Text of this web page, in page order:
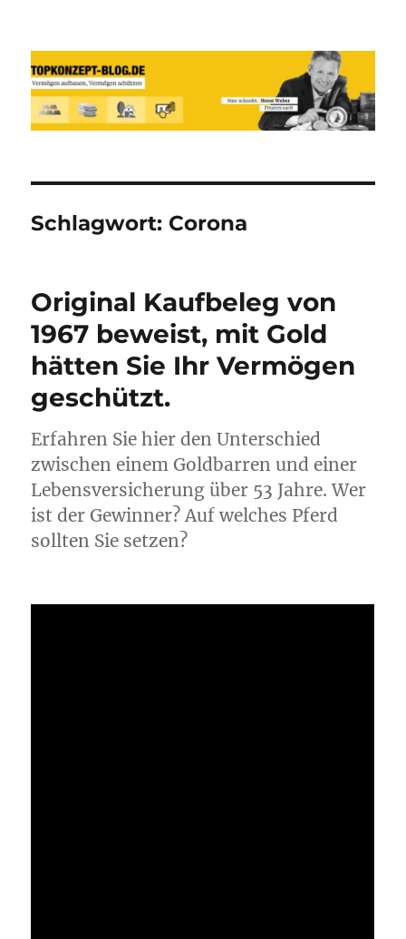
Reich werden und Vermögen
schützen mit Sachwerten-Silber-
Gold-Silbermünzen-Goldmünzen
Schlagwort: Corona
Original Kaufbeleg von
1967 beweist, mit Gold
hätten Sie Ihr Vermögen
geschützt.
Erfahren Sie hier den Unterschied
zwischen einem Goldbarren und einer
Lebensversicherung über 53 Jahre. Wer
ist der Gewinner? Auf welches Pferd
sollten Sie setzen?